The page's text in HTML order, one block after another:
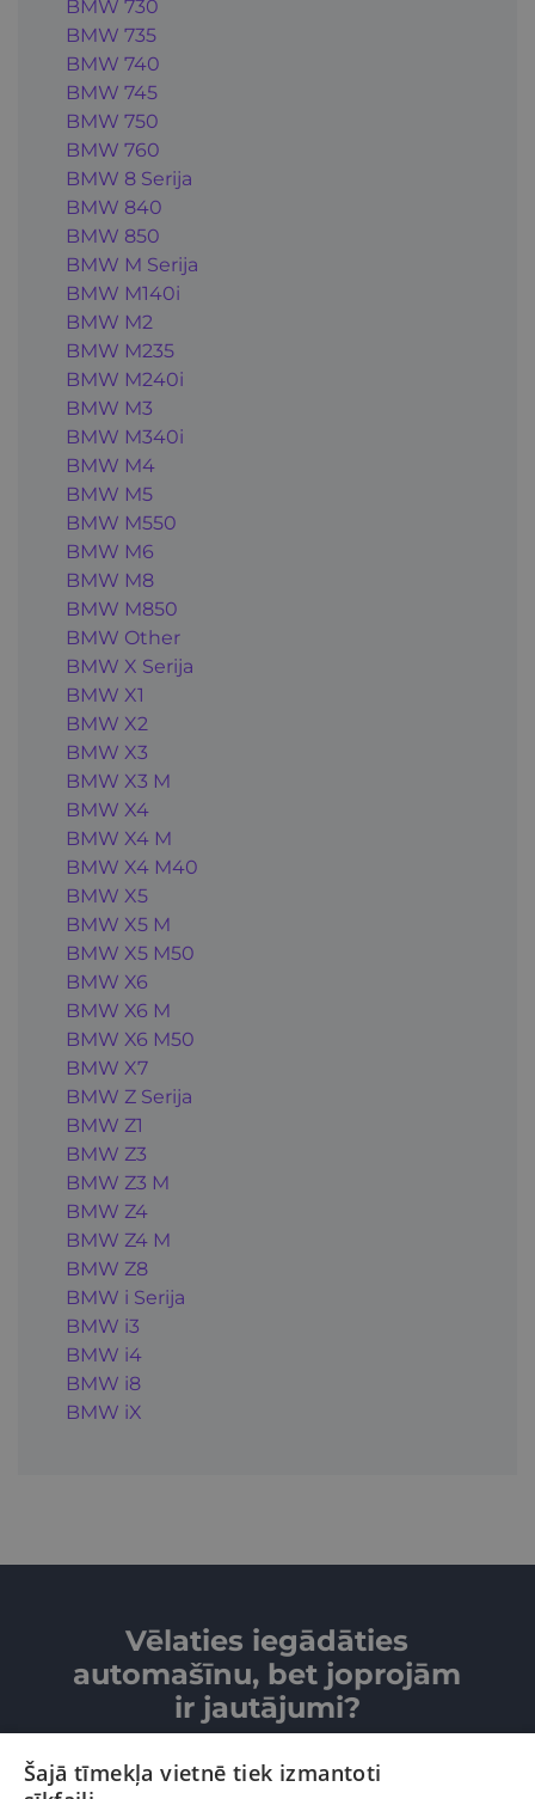
BMW 730
BMW 735
BMW 740
BMW 745
BMW 750
BMW 760
BMW 8 Serija
BMW 840
BMW 850
BMW M Serija
BMW M140i
BMW M2
BMW M235
BMW M240i
BMW M3
BMW M340i
BMW M4
BMW M5
BMW M550
BMW M6
BMW M8
BMW M850
BMW Other
BMW X Serija
BMW X1
BMW X2
BMW X3
BMW X3 M
BMW X4
BMW X4 M
BMW X4 M40
BMW X5
BMW X5 M
BMW X5 M50
BMW X6
BMW X6 M
BMW X6 M50
BMW X7
BMW Z Serija
BMW Z1
BMW Z3
BMW Z3 M
BMW Z4
BMW Z4 M
BMW Z8
BMW i Serija
BMW i3
BMW i4
BMW i8
BMW iX
Vēlaties iegādāties
automašīnu, bet joprojām
ir jautājumi?
SAZINIETIES AR MUMS
Šajā tīmekļa vietnē tiek izmantoti